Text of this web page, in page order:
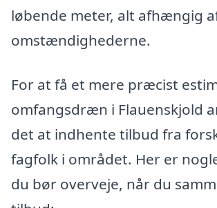
løbende meter, alt afhængig
omstændighederne.
For at få et mere præcist
omfangsdræn i Flauenskjold
det at indhente tilbud fra
fagfolk i området. Her er
du bør overveje, når du